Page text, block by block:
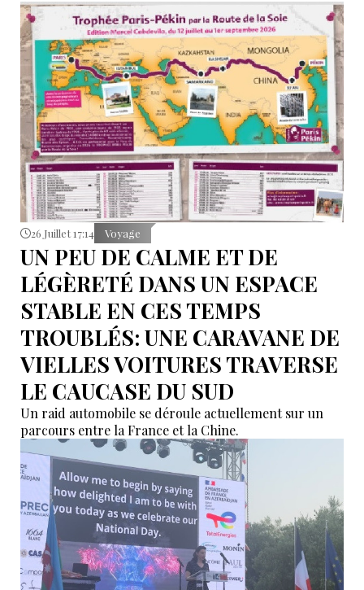
26 Juillet 17:14 Voyage
UN PEU DE CALME ET DE
LÉGÈRETÉ DANS UN ESPACE
STABLE EN CES TEMPS
TROUBLÉS: UNE CARAVANE DE
VIELLES VOITURES TRAVERSE
LE CAUCASE DU SUD
Un raid automobile se déroule actuellement sur un
parcours entre la France et la Chine.